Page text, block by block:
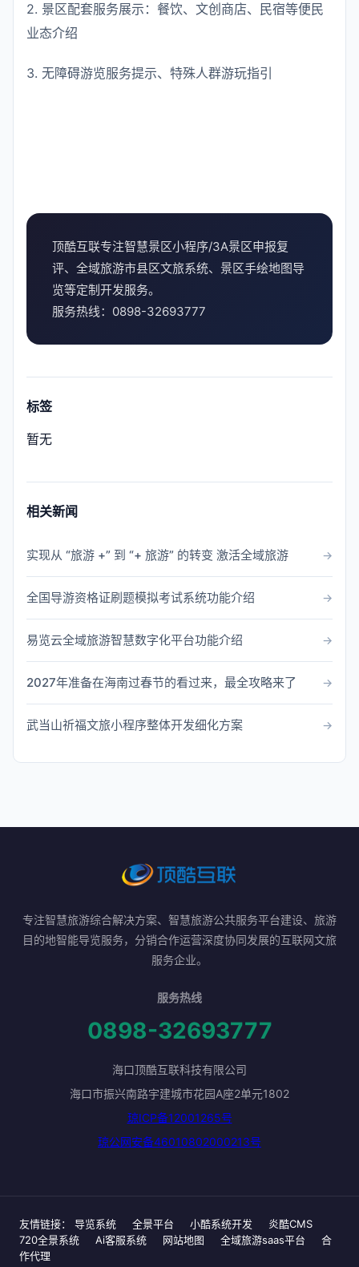
2. 景区配套服务展示：餐饮、文创商店、民宿等便民
业态介绍
3. 无障碍游览服务提示、特殊人群游玩指引
顶酷互联专注智慧景区小程序/3A景区申报复
评、全域旅游市县区文旅系统、景区手绘地图导
览等定制开发服务。
服务热线：0898-32693777
标签
暂无
相关新闻
实现从 “旅游 +” 到 “+ 旅游” 的转变 激活全域旅游
全国导游资格证刷题模拟考试系统功能介绍
易览云全域旅游智慧数字化平台功能介绍
2027年准备在海南过春节的看过来，最全攻略来了
武当山祈福文旅小程序整体开发细化方案
专注智慧旅游综合解决方案、智慧旅游公共服务平台建设、旅游
目的地智能导览服务，分销合作运营深度协同发展的互联网文旅
服务企业。
服务热线
0898-32693777
海口顶酷互联科技有限公司
海口市振兴南路宇建城市花园A座2单元1802
琼ICP备12001265号
琼公网安备46010802000213号
友情链接： 导览系统 全景平台 小酷系统开发
炎酷CMS
720全景系统
Ai客服系统 网站地图 全域旅游saas平台
合
作代理